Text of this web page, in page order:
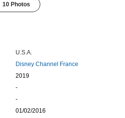
10 Photos
U.S.A.
Disney Channel France
2019
-
-
01/02/2016